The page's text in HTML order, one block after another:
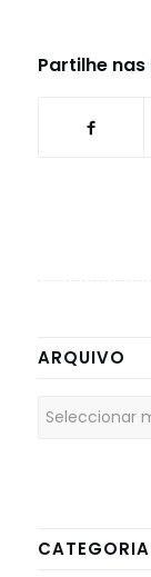
Partilhe nas
ARQUIVO